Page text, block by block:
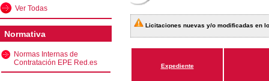
Ver Todas
Normativa
Normas Internas de
Contratación EPE Red.es
Licitaciones nuevas y/o modificadas en
Expediente